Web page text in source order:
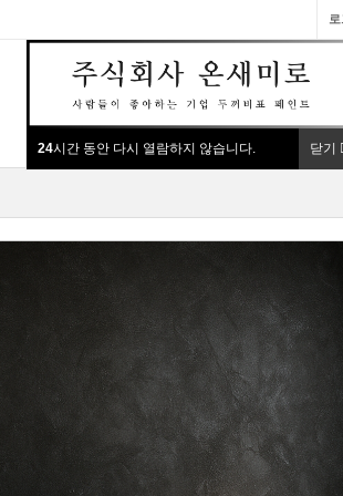
24시간 동안 다시 열람하지 않습니다. 닫기